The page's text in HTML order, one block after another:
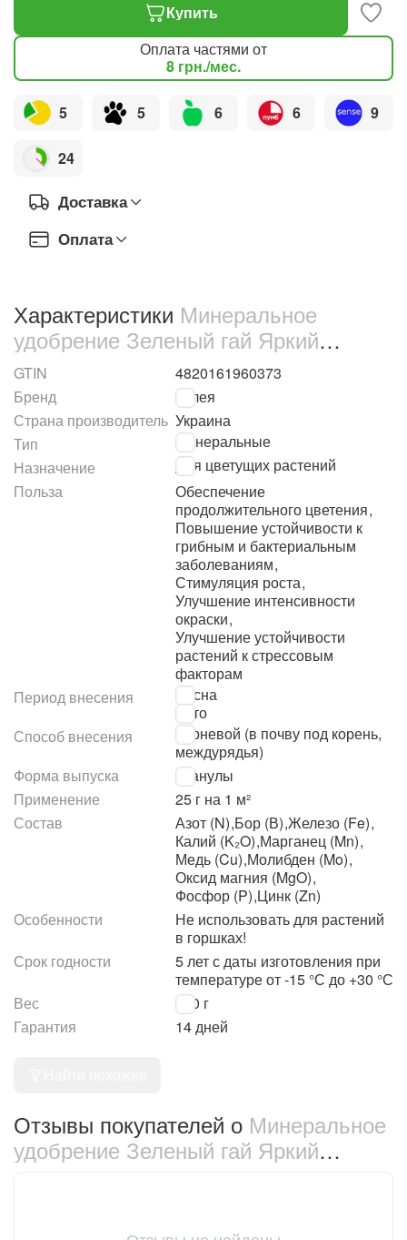
Купить
Оплата частями от
8 грн./мес.
5 5 6 6 9
24
Доставка
Оплата
Характеристики Минеральное
удобрение Зеленый гай Яркий
цветник для роз 500 г (1974)
GTIN
4820161960373
Бренд
Гилея
Страна производитель Украина
Тип
Минеральные
Назначение
Для цветущих растений
Польза
Обеспечение
продолжительного цветения,
Повышение устойчивости к
грибным и бактериальным
заболеваниям,
Стимуляция роста,
Улучшение интенсивности
окраски,
Улучшение устойчивости
растений к стрессовым
факторам
Период внесения
Весна
Лето
Способ внесения
Корневой (в почву под корень,
междурядья)
Форма выпуска
Гранулы
Применение
25 г на 1 м²
Состав
Азот (N),Бор (В),Железо (Fe),
Калий (K₂O),Марганец (Mn),
Медь (Cu),Молибден (Mo),
Оксид магния (MgO),
Фосфор (P),Цинк (Zn)
Особенности
Не использовать для растений
в горшках!
Срок годности
5 лет с даты изготовления при
температуре от -15 °С до +30 °С
Вес
500 г
Гарантия
14 дней
Отзывы покупателей о Минеральное
удобрение Зеленый гай Яркий